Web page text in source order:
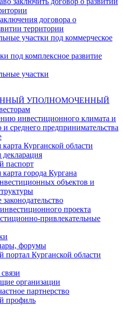
договора о
территории
участки под коммерческое
под комплексное развитие
участки
УПОЛНОМОЧЕННЫЙ
инвестиционного климата и
среднего предпринимательства
Курганской области
паспорт
города Кургана
объектов и
проекта
привлекательные
форумы
Курганской области
организации
партнерство
профиль